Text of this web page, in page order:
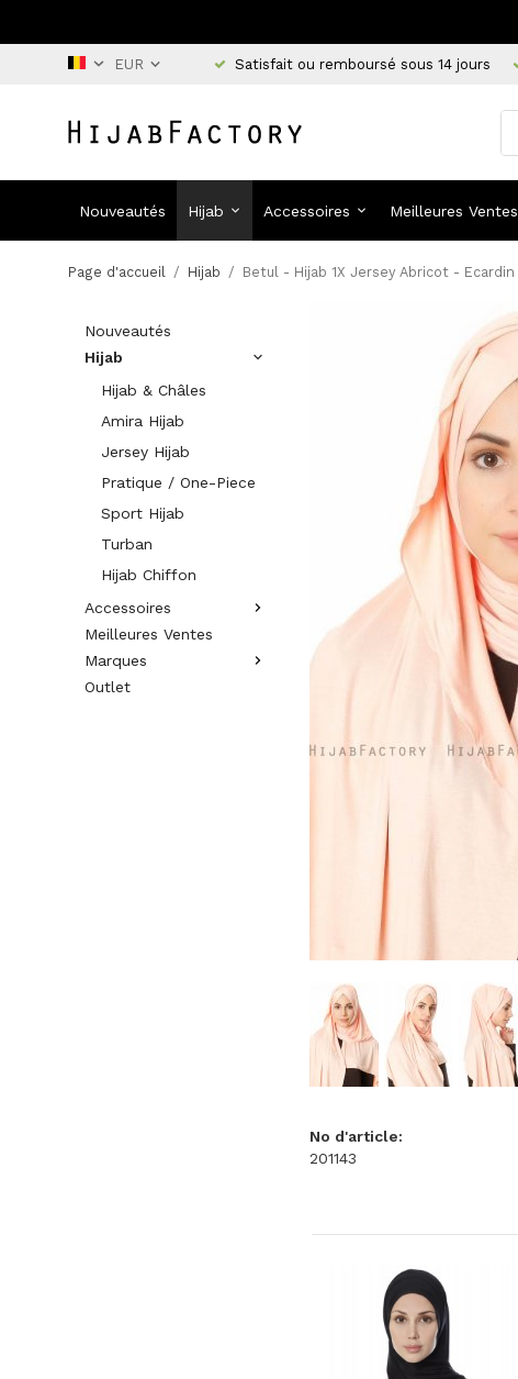
Satisfait ou remboursé sous 14 jours
Nouveautés Hijab Accessoires Meilleures Ventes
Page d'accueil / Hijab / Betul - Hijab 1X Jersey Abricot - Ecardin
Nouveautés
Hijab
Hijab & Châles
Amira Hijab
Jersey Hijab
Pratique / One-Piece
Sport Hijab
Turban
Hijab Chiffon
Accessoires
Meilleures Ventes
Marques
Outlet
No d'article:
201143